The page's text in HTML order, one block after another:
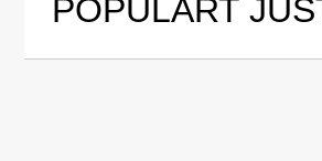
POPULÄRT